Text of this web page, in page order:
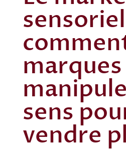
marques
sens
vendre